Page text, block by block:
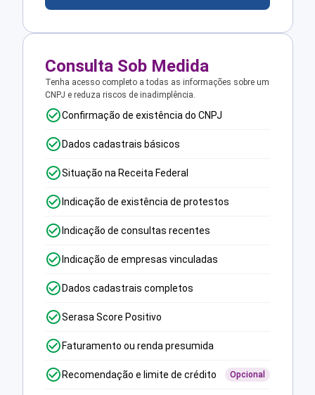
Consulta Sob Medida
Tenha acesso completo a todas as informações sobre um
CNPJ e reduza riscos de inadimplência.
Confirmação de existência do CNPJ
Dados cadastrais básicos
Situação na Receita Federal
Indicação de existência de protestos
Indicação de consultas recentes
Indicação de empresas vinculadas
Dados cadastrais completos
Serasa Score Positivo
Faturamento ou renda presumida
Recomendação e limite de crédito Opcional